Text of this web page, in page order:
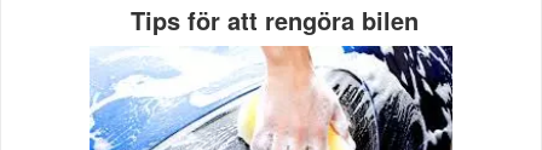
Tips för att rengöra bilen